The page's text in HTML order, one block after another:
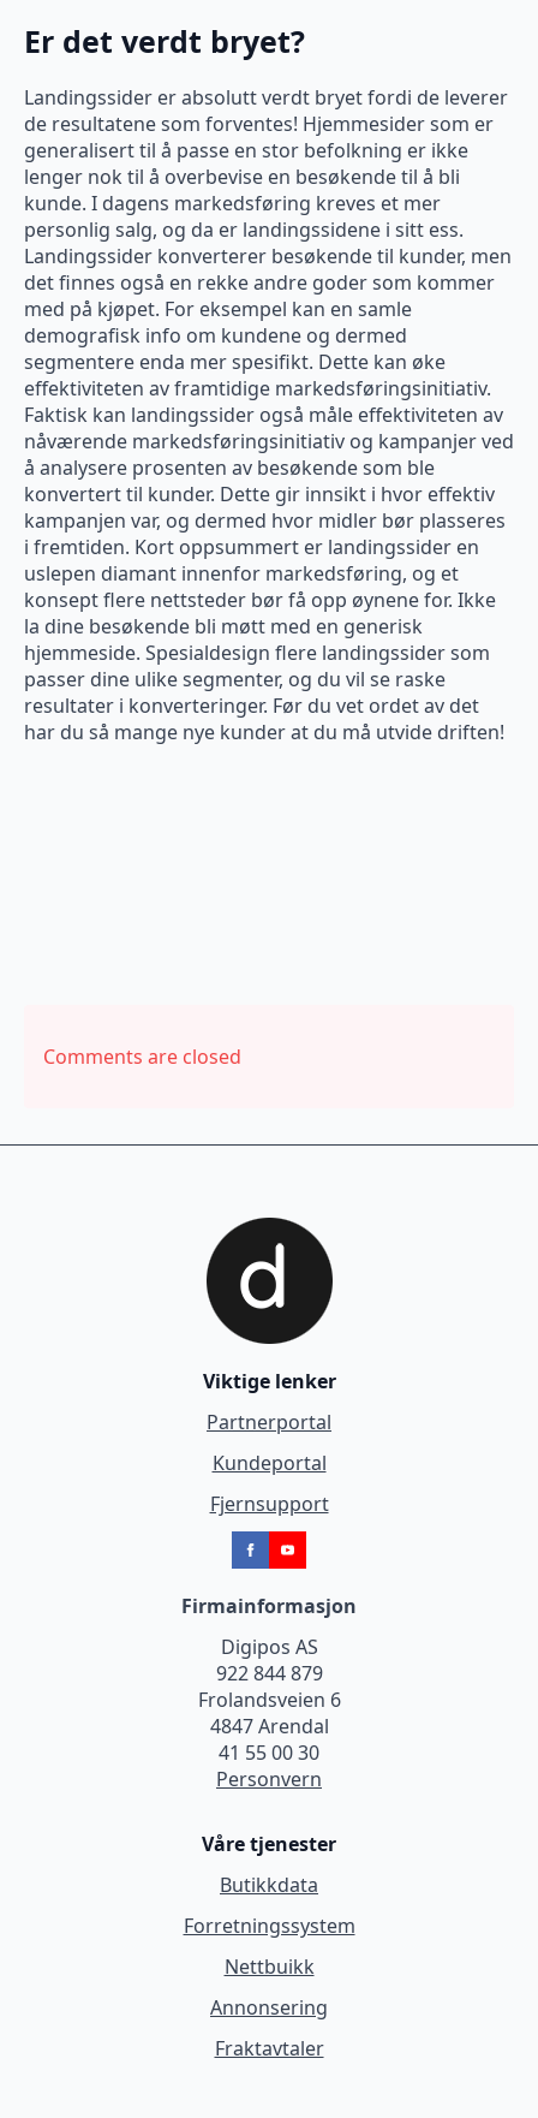
Er det verdt bryet?
Landingssider er absolutt verdt bryet fordi de leverer
de resultatene som forventes! Hjemmesider som er
generalisert til å passe en stor befolkning er ikke
lenger nok til å overbevise en besøkende til å bli
kunde. I dagens markedsføring kreves et mer
personlig salg, og da er landingssidene i sitt ess.
Landingssider konverterer besøkende til kunder, men
det finnes også en rekke andre goder som kommer
med på kjøpet. For eksempel kan en samle
demografisk info om kundene og dermed
segmentere enda mer spesifikt. Dette kan øke
effektiviteten av framtidige markedsføringsinitiativ.
Faktisk kan landingssider også måle effektiviteten av
nåværende markedsføringsinitiativ og kampanjer ved
å analysere prosenten av besøkende som ble
konvertert til kunder. Dette gir innsikt i hvor effektiv
kampanjen var, og dermed hvor midler bør plasseres
i fremtiden. Kort oppsummert er landingssider en
uslepen diamant innenfor markedsføring, og et
konsept flere nettsteder bør få opp øynene for. Ikke
la dine besøkende bli møtt med en generisk
hjemmeside. Spesialdesign flere landingssider som
passer dine ulike segmenter, og du vil se raske
resultater i konverteringer. Før du vet ordet av det
har du så mange nye kunder at du må utvide driften!
Comments are closed
Våre tjenester
Butikkdata
Forretningssystem
Nettbuikk
Annonsering
Fraktavtaler
Firmainformasjon
Digipos AS
922 844 879
Frolandsveien 6
4847 Arendal
41 55 00 30
Personvern
Viktige lenker
Partnerportal
Kundeportal
Fjernsupport